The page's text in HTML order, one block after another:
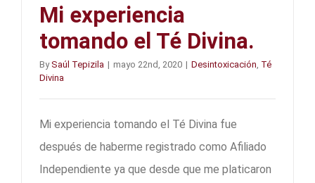
Mi experiencia
tomando el Té Divina.
BySaúl Tepizila | mayo 22nd, 2020 | Desintoxicación Té
Divina
Mi experiencia tomando el Té Divina fue
después de haberme registrado como Afiliado
Independiente ya que desde que me platicaron